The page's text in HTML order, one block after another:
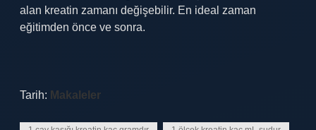
alan kreatin zamanı değişebilir. En ideal zaman
eğitimden önce ve sonra.
Tarih: Makaleler